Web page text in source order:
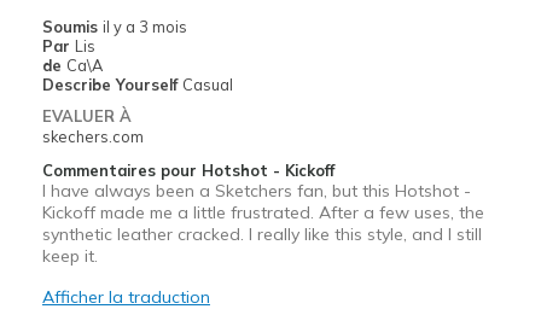
Width
Sizing
Soumis il y a 3 mois
Par Lis
de Ca\A
Describe Yourself Casual
EVALUER À
skechers.com
Commentaires pour Hotshot - Kickoff
I have always been a Sketchers fan, but this Hotshot -
Kickoff made me a little frustrated. After a few uses, the
synthetic leather cracked. I really like this style, and I still
keep it.
Afficher la traduction